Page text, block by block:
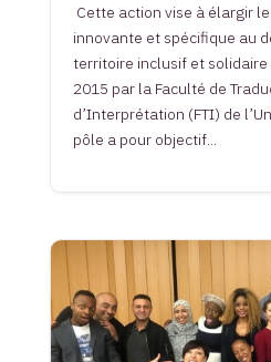
Cette action vise à élargir
innovante et spécifique au
territoire inclusif et solidaire
2015 par la Faculté de
d’Interprétation (FTI) de
pôle a pour objectif...